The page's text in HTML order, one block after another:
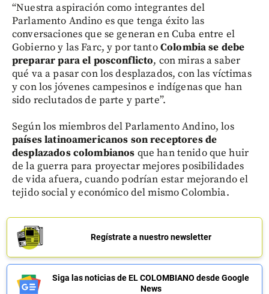
“Nuestra aspiración como integrantes del
Parlamento Andino es que tenga éxito las
conversaciones que se generan en Cuba entre el
Gobierno y las Farc, y por tantoColombia se debe
preparar para el posconflicto, con miras a saber
qué va a pasar con los desplazados, con las víctimas
y con los jóvenes campesinos e indígenas que han
sido reclutados de parte y parte”.
Según los miembros del Parlamento Andino, los
países latinoamericanos son receptores de
desplazados colombianos que han tenido que huir
de la guerra para proyectar mejores posibilidades
de vida afuera, cuando podrían estar mejorando el
tejido social y económico del mismo Colombia.
Regístrate a nuestro newsletter
Siga las noticias de EL COLOMBIANO desde Google
News